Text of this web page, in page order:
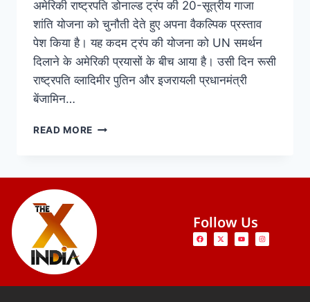
अमेरिकी राष्ट्रपति डोनाल्ड ट्रंप की 20-सूत्रीय गाजा
शांति योजना को चुनौती देते हुए अपना वैकल्पिक प्रस्ताव
पेश किया है। यह कदम ट्रंप की योजना को UN समर्थन
दिलाने के अमेरिकी प्रयासों के बीच आया है। उसी दिन रूसी
राष्ट्रपति व्लादिमीर पुतिन और इजरायली प्रधानमंत्री
बेंजामिन…
READ MORE
Follow Us